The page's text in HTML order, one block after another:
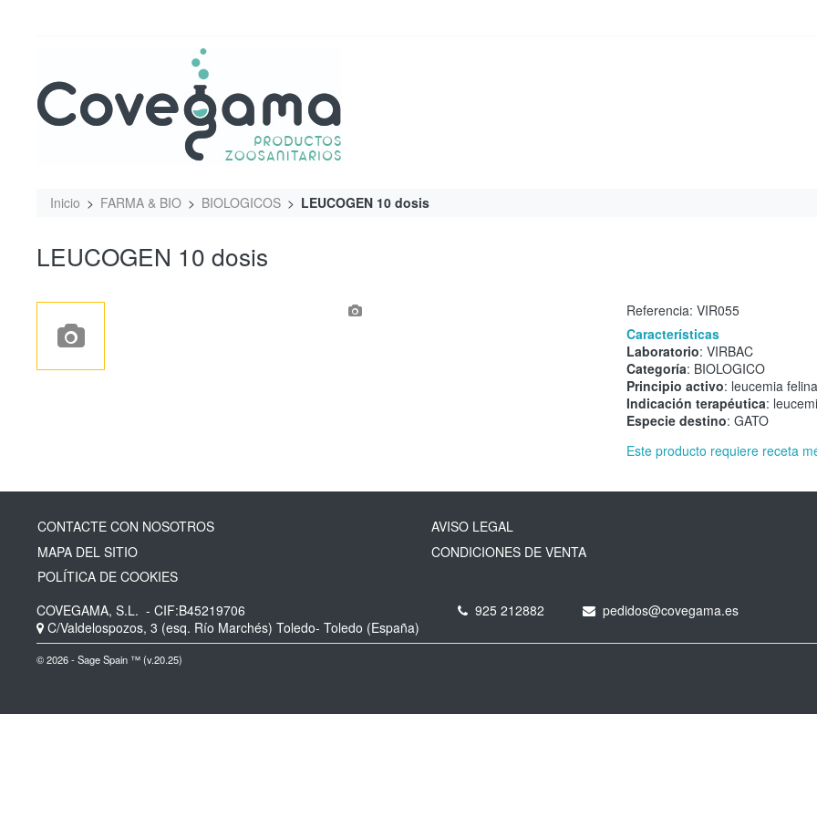
Inicio FARMA & BIO BIOLOGICOS LEUCOGEN 10 dosis
LEUCOGEN 10 dosis
Referencia: VIR055
Características
Laboratorio: VIRBAC
Categoría: BIOLOGICO
Principio activo: leucemia felina
Indicación terapéutica:
Especie destino: GATO
Este producto requiere receta
CONTACTE CON NOSOTROS
MAPA DEL SITIO
POLÍTICA DE COOKIES
AVISO LEGAL
CONDICIONES DE VENTA
COVEGAMA, S.L. - CIF:B45219706
C/Valdelospozos, 3 (esq. Río Marchés) Toledo- Toledo (España)
925 212882 pedidos@covegama.es
© 2026 - Sage Spain ™ (v.20.25)